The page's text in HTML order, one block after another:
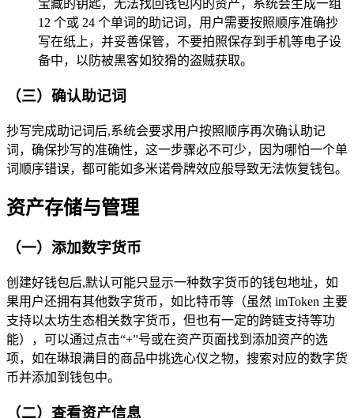
宝藏的钥匙，无法找回钱包内的资产，系统会生成一组
12 个或 24 个单词的助记词，用户需要按照顺序准确抄
写在纸上，并妥善保管，不要拍照保存到手机等电子设
备中，以防被黑客如狡猾的盗贼获取。
（三）确认助记词
抄写完成助记词后,系统会要求用户按照顺序再次确认助记
词，确保抄写的准确性，这一步骤必不可少，因为哪怕一个单
词顺序错误，都可能如多米诺骨牌效应般导致无法恢复钱包。
资产存储与管理
（一）添加数字货币
创建好钱包后,默认可能只显示一种数字货币的钱包地址，如
果用户还拥有其他数字货币，如比特币等（虽然 imToken 主要
支持以太坊生态相关数字货币，但也有一定的跨链支持等功
能），可以通过点击“+”号或在资产页面找到添加资产的选
项，如在琳琅满目的商品中挑选心仪之物，搜索对应的数字货
币并添加到钱包中。
（二）查看资产信息